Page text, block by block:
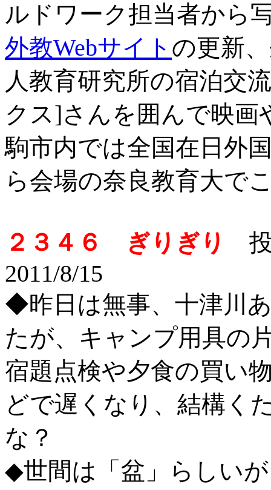
ルドワーク担当者から
外教Webサイト の更新
人教育研究所の宿泊交
クス]さんを囲んで映画
駒市内では全国在日外
ら会場の奈良教育大で
２３４６ ぎりぎり
2011/8/15
◆昨日は無事、十津川
たが、キャンプ用具の
宿題点検や夕食の買い
どで遅くなり、結構く
な？
◆世間は「盆」らしい